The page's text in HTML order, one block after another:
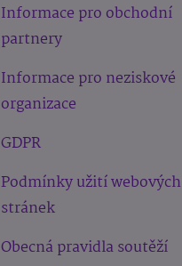
Informace pro obchodní
partnery
Informace pro neziskové
organizace
GDPR
Podmínky užití webových
stránek
Obecná pravidla soutěží